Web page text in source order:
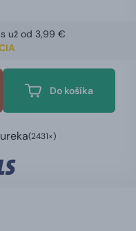
už od 3,99 €
Do košíka
(2431×)